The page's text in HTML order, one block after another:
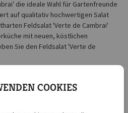
die ideale Wahl für Gartenfreunde
auf qualitativ hochwertigen Salat
Feldsalat 'Verte de Cambrai'
mit neuen, köstlichen
Sie den Feldsalat 'Verte de
Feldsalat Verte de Cambrai
COOKIES